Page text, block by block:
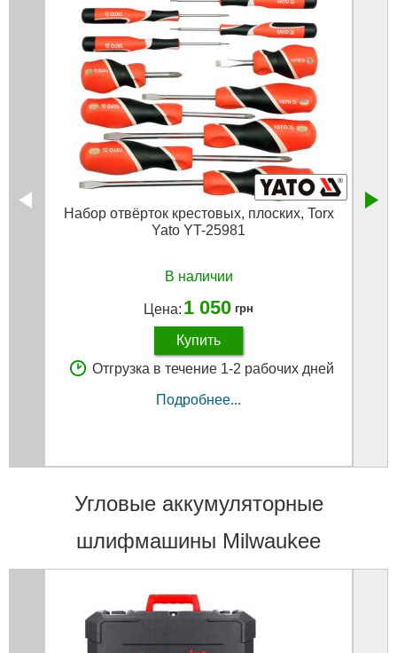
Набор отвёрток крестовых, плоских, Torx
Yato YT-25981
В наличии
Цена: 1 050 грн
Купить
Отгрузка в течение 1-2 рабочих дней
Подробнее...
Угловые аккумуляторные
шлифмашины Milwaukee